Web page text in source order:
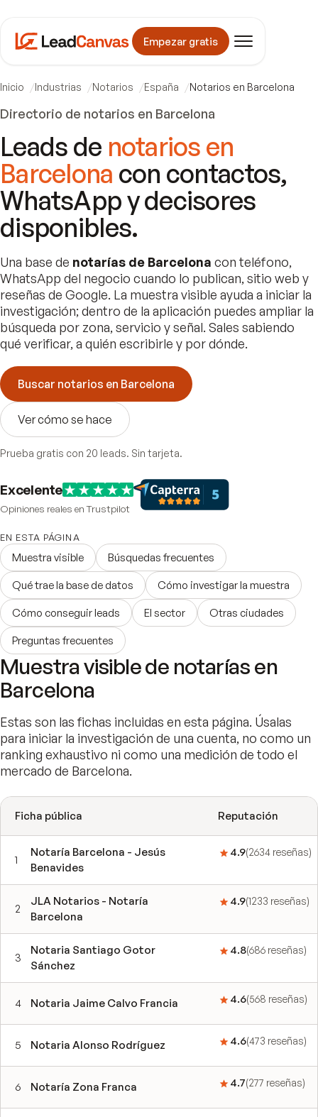
Empezar gratis
Inicio Industrias Notarios España Notarios en Barcelona
Directorio de notarios en Barcelona
Leads de notarios en
Barcelona con contactos,
WhatsApp y decisores
disponibles.
Una base de notarías de Barcelona con teléfono,
WhatsApp del negocio cuando lo publican, sitio web y
reseñas de Google. La muestra visible ayuda a iniciar la
investigación; dentro de la aplicación puedes ampliar la
búsqueda por zona, servicio y señal. Sales sabiendo
qué verificar, a quién escribirle y por dónde.
Buscar notarios en Barcelona
Ver cómo se hace
Prueba gratis con 20 leads. Sin tarjeta.
Excelente
Opiniones reales en Trustpilot
EN ESTA PÁGINA
Muestra visible Búsquedas frecuentes
Qué trae la base de datos Cómo investigar la muestra
Cómo conseguir leads El sector Otras ciudades
Preguntas frecuentes
Muestra visible de notarías en
Barcelona
Estas son las fichas incluidas en esta página. Úsalas
para iniciar la investigación de una cuenta, no como un
ranking exhaustivo ni como una medición de todo el
mercado de Barcelona.
Ficha pública Reputación
1
Notaría Barcelona - Jesús
Benavides
4.9(2634 reseñas)
2
JLA Notarios - Notaría
Barcelona
4.9(1233 reseñas)
3
Notaria Santiago Gotor
Sánchez
4.8(686 reseñas)
4 Notaria Jaime Calvo Francia 4.6(568 reseñas)
5 Notaria Alonso Rodríguez 4.6(473 reseñas)
6 Notaría Zona Franca 4.7(277 reseñas)